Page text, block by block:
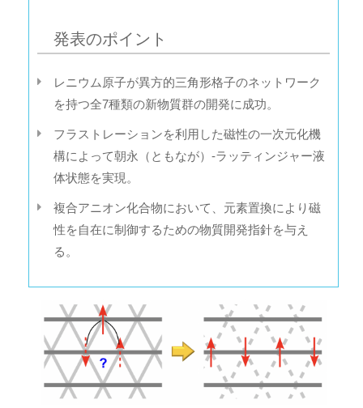
発表のポイント
レニウム原子が異方的三角形格子のネットワーク
を持つ全7種類の新物質群の開発に成功。
フラストレーションを利用した磁性の一次元化機
構によって朝永（ともなが）-ラッティンジャー液
体状態を実現。
複合アニオン化合物において、元素置換により磁
性を自在に制御するための物質開発指針を与え
る。